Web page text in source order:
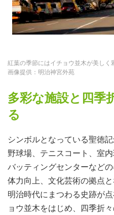
紅葉の季節にはイチョウ並木が美しく
画像提供：明治神宮外苑
多彩な施設と四季
る
シンボルとなっている聖徳
野球場、テニスコート、室
バッティングセンターなど
体力向上、文化芸術の拠点
明治時代にまつわる史跡が
ョウ並木をはじめ、四季折